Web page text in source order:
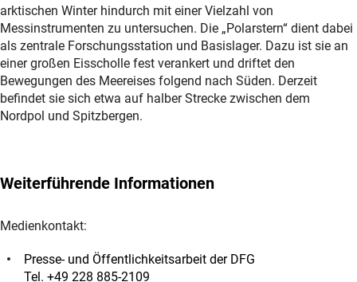
arktischen Winter hindurch mit einer Vielzahl von
Messinstrumenten zu untersuchen. Die „Polarstern“ dient dabei
als zentrale Forschungsstation und Basislager. Dazu ist sie an
einer großen Eisscholle fest verankert und driftet den
Bewegungen des Meereises folgend nach Süden. Derzeit
befindet sie sich etwa auf halber Strecke zwischen dem
Nordpol und Spitzbergen.
Weiterführende Informationen
Medienkontakt:
Presse- und Öffentlichkeitsarbeit der DFG
Tel. +49 228 885-2109